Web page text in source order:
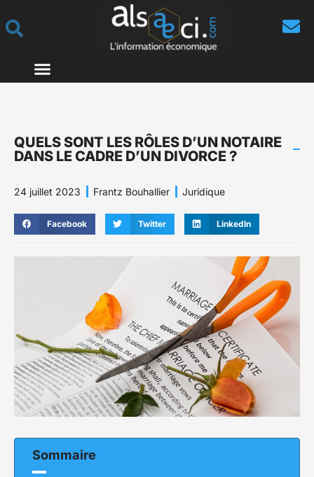
QUELS SONT LES RÔLES D’UN NOTAIRE
DANS LE CADRE D’UN DIVORCE ?
24 juillet 2023 Frantz Bouhallier Juridique
Facebook Twitter LinkedIn
Sommaire